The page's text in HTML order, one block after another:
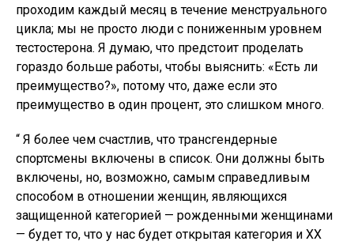
проходим каждый месяц в течение менструального
цикла; мы не просто люди с пониженным уровнем
тестостерона. Я думаю, что предстоит проделать
гораздо больше работы, чтобы выяснить: «Есть ли
преимущество?», потому что, даже если это
преимущество в один процент, это слишком много.
“ Я более чем счастлив, что трансгендерные
спортсмены включены в список. Они должны быть
включены, но, возможно, самым справедливым
способом в отношении женщин, являющихся
защищенной категорией — рожденными женщинами
— будет то, что у нас будет открытая категория и XX